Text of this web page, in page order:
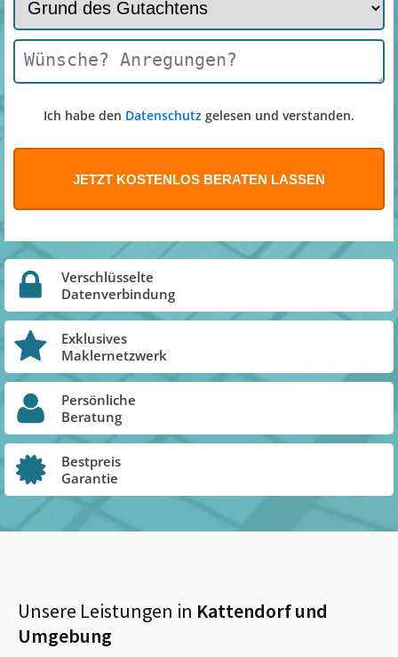
Ich habe den Datenschutz gelesen und verstanden.
Verschlüsselte
Datenverbindung
Exklusives
Maklernetzwerk
Persönliche
Beratung
Bestpreis
Garantie
Unsere Leistungen in Kattendorfund
Umgebung